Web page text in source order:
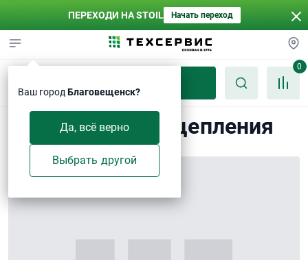
ПЕРЕХОДИ НА STOIL Начать переход
Ваш город Благовещенск?
Да, всё верно
Выбрать другой
0
Шток клапана сцепления